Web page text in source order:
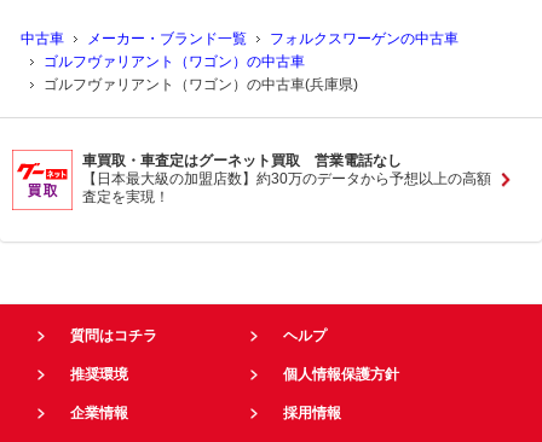
中古車 メーカー・ブランド一覧
フォルクスワーゲンの中古車
ゴルフヴァリアント（ワゴン）の中古車
ゴルフヴァリアント（ワゴン）の中古車(兵庫県)
車買取・車査定はグーネット買取 営業電話なし
【日本最大級の加盟店数】約30万のデータから予想以上の高額
査定を実現！
質問はコチラ ヘルプ
推奨環境 個人情報保護方針
企業情報 採用情報